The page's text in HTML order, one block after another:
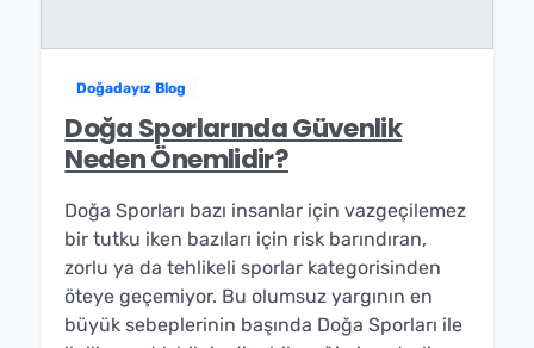
Doğadayız Blog
Doğa Sporlarında Güvenlik
Neden Önemlidir?
Doğa Sporları bazı insanlar için vazgeçilemez
bir tutku iken bazıları için risk barındıran,
zorlu ya da tehlikeli sporlar kategorisinden
öteye geçemiyor. Bu olumsuz yargının en
büyük sebeplerinin başında Doğa Sporları ile